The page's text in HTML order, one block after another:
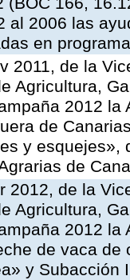
al 2006 las
en
2011, de la
Agricultura,
2012 la
de
y esquejes»,
de
2012, de la
Agricultura,
2012
de vaca
y Subacción